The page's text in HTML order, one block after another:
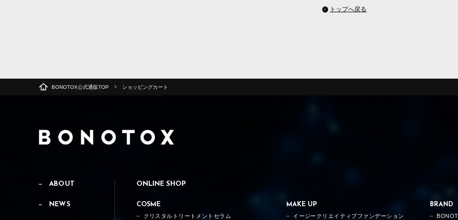
トップへ戻る
BONOTOX公式通販TOP ショッピングカート
ONLINE SHOP
COSME
クリスタルトリートメントセラム
MAKE UP
イージークリエイティブファンデーション
BRAND
ABOUT
NEWS